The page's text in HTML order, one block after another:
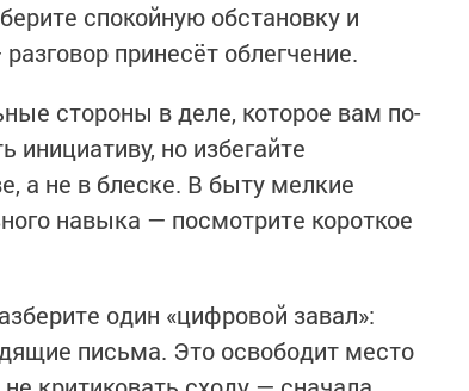
спокойную обстановку и
принесёт облегчение.
стороны в деле, которое вам по-
инициативу, но избегайте
а не в блеске. В быту мелкие
навыка — посмотрите короткое
один «цифровой завал»:
письма. Это освободит место